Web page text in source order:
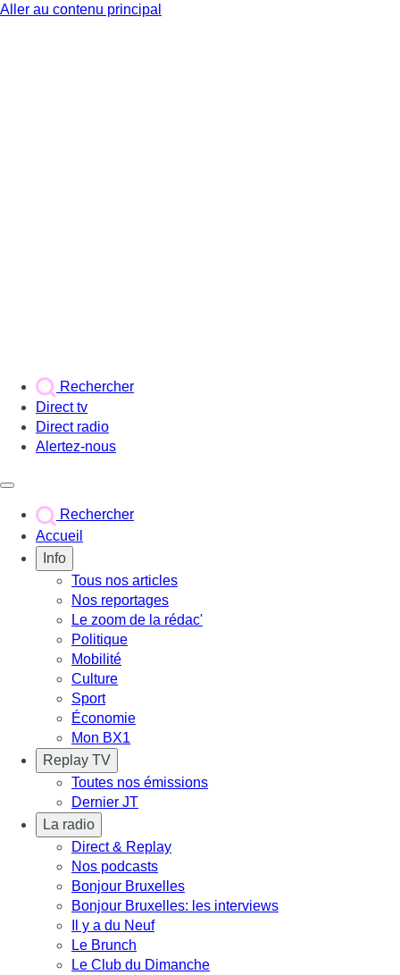
Aller au contenu principal
Rechercher
Direct tv
Direct radio
Alertez-nous
Rechercher
Accueil
Info
Tous nos articles
Nos reportages
Le zoom de la rédac'
Politique
Mobilité
Culture
Sport
Économie
Mon BX1
Replay TV
Toutes nos émissions
Dernier JT
La radio
Direct & Replay
Nos podcasts
Bonjour Bruxelles
Bonjour Bruxelles: les interviews
Il y a du Neuf
Le Brunch
Le Club du Dimanche